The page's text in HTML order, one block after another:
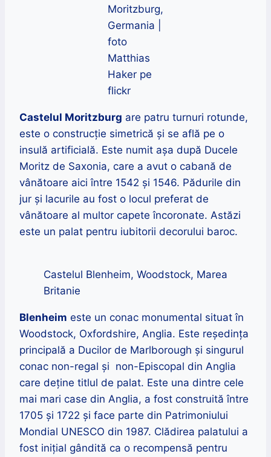
Moritzburg,
Germania |
foto
Matthias
Haker pe
flickr
Castelul Moritzburg are patru turnuri rotunde,
este o construcție simetrică și se află pe o
insulă artificială. Este numit așa după Ducele
Moritz de Saxonia, care a avut o cabană de
vânătoare aici între 1542 și 1546. Pădurile din
jur și lacurile au fost o locul preferat de
vânătoare al multor capete încoronate. Astăzi
este un palat pentru iubitorii decorului baroc.
Castelul Blenheim, Woodstock, Marea
Britanie
Blenheim este un conac monumental situat în
Woodstock, Oxfordshire, Anglia. Este reședința
principală a Ducilor de Marlborough și singurul
conac non-regal și non-Episcopal din Anglia
care deține titlul de palat. Este una dintre cele
mai mari case din Anglia, a fost construită între
1705 și 1722 și face parte din Patrimoniului
Mondial UNESCO din 1987. Clădirea palatului a
fost inițial gândită ca o recompensă pentru